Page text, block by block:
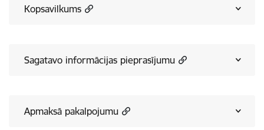
Kopsavilkums
Sagatavo informācijas pieprasījumu
Apmaksā pakalpojumu